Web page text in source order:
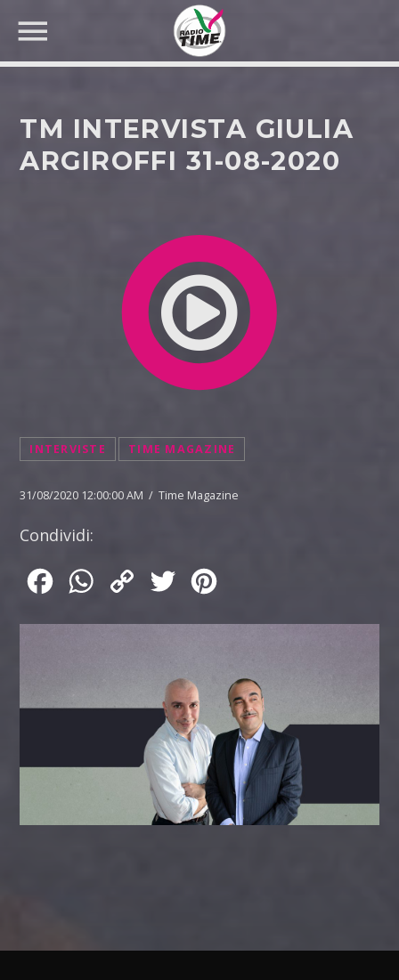
TM INTERVISTA GIULIA
ARGIROFFI 31-08-2020
INTERVISTE TIME MAGAZINE
31/08/2020 12:00:00 AM / Time Magazine
Condividi:
FacebookWhatsApp
Copy
Twitter